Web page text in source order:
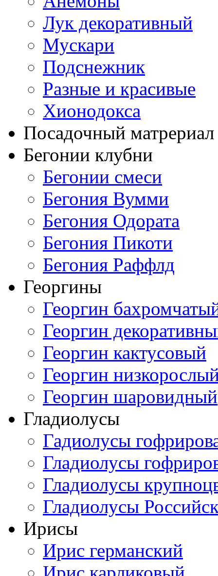
Лук декоративный
Мускари
Подснежник
Разные и красивые
Хионодокса
Посадочный матрериал
Бегонии клубни
Бегонии смеси
Бегония Вумми
Бегония Одората
Бегония Пикоти
Бегония Раффлд
Георгины
Георгин
Георгин
Георгин кактусовый
Георгин
Георгин шаровидный
Гладиолусы
Гадиолусы
Гладиолусы
Гладиолусы
Гладиолусы
Ирисы
Ирис германский